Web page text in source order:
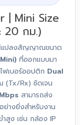
| Mini Size
20 กม.)
แปลงสัญญาณขนาด
ที่ออกแบบมา
ฟเบอร์ออปติก Dual
Rx) ชัดเจน
สามารถส่ง
อย่างยิ่งสำหรับงาน
ำสูง เช่น กล้อง IP